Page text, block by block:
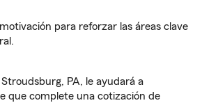
para reforzar las áreas clave
PA, le ayudará a
que complete una cotización de